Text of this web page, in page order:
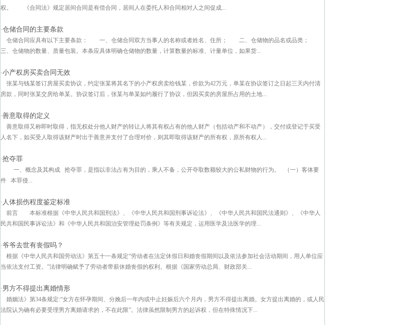
权。 《合同法》规定居间合同是有偿合同，居间人在委托人和合同相对人之间促成...
·仓储合同的主要条款
仓储合同应具有以下主要条款： 一、仓储合同双方当事人的名称或者姓名、住所； 二、仓储物的品名或品类；
三、仓储物的数量、质量包装。本条应具体明确仓储物的数量，计算数量的标准、计量单位，如果货...
·小产权房买卖合同无效
张某与钱某签订房屋买卖协议，约定张某将其名下的小产权房卖给钱某，价款为42万元，单某在协议签订之日起三天内付清
房款，同时张某交房给单某。协议签订后，张某与单某如约履行了协议，但因买卖的房屋所占用的土地...
·善意取得的定义
善意取得又称即时取得，指无权处分他人财产的转让人将其有权占有的他人财产（包括动产和不动产），交付或登记于买受
人名下，如买受人取得该财产时出于善意并支付了合理对价，则其即取得该财产的所有权，原所有权人...
·抢夺罪
一、概念及其构成 抢夺罪，是指以非法占有为目的，乘人不备，公开夺取数额较大的公私财物的行为。 （一）客体要
件 本罪侵...
· 人体损伤程度鉴定标准
前言 本标准根据《中华人民共和国刑法》、《中华人民共和国刑事诉讼法》、《中华人民共和国民法通则》、《中华人
民共和国民事诉讼法》和《中华人民共和国治安管理处罚条例》等有关规定，运用医学及法医学的理...
·爷爷去世有丧假吗？
根据《中华人民共和国劳动法》第五十一条规定“劳动者在法定休假日和婚丧假期间以及依法参加社会活动期间，用人单位应
当依法支付工资。”法律明确赋予了劳动者带薪休婚丧假的权利。根据《国家劳动总局、财政部关...
·男方不得提出离婚情形
婚姻法》第34条规定:“女方在怀孕期间、分娩后一年内或中止妊娠后六个月内，男方不得提出离婚。女方提出离婚的，或人民
法院认为确有必要受理男方离婚请求的，不在此限”。法律虽然限制男方的起诉权，但在特殊情况下...